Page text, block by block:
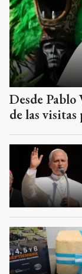
Desde
de las